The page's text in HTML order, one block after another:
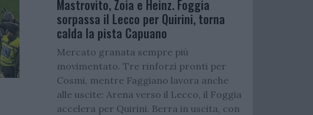
Mastrovito, Zoia e Heinz. Foggia
sorpassa il Lecco per Quirini, torna
calda la pista Capuano
Mercato granata sempre più
movimentato. Tre rinforzi pronti per
Cosmi, mentre Faggiano lavora anche
alle uscite: Arena verso il Lecco, il Foggia
accelera per Quirini. Berra in uscita, con